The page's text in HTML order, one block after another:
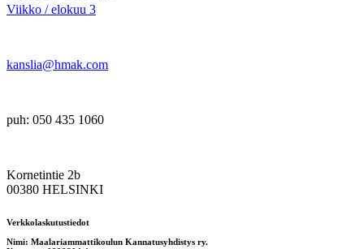
Viikko / elokuu 3
kanslia@hmak.com
puh: 050 435 1060
Kornetintie 2b
00380 HELSINKI
Verkkolaskutustiedot
Nimi: Maalariammattikoulun Kannatusyhdistys ry.